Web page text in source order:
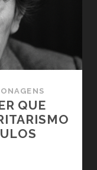
CAÇADA
E
O
JULGAMENTO
DO
QUE